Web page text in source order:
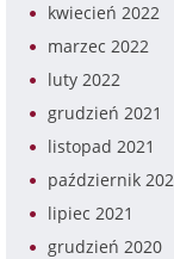
kwiecień 2022
marzec 2022
luty 2022
grudzień 2021
listopad 2021
październik
lipiec 2021
grudzień 2020